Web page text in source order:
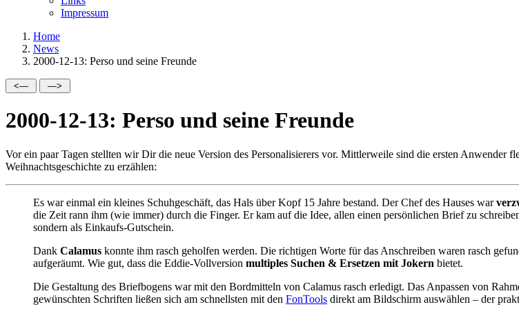
Impressum
Home
News
2000-12-13: Perso und seine Freunde
2000-12-13: Perso und seine Freunde
Vor ein paar Tagen stellten wir Dir die neue Version des Personalisierers vor. Mittlerweile sind die ersten
Weihnachtsgeschichte zu erzählen:
Es war einmal ein kleines Schuhgeschäft, das Hals über Kopf 15 Jahre bestand. Der Chef des Hauses war
die Zeit rann ihm (wie immer) durch die Finger. Er kam auf die Idee, allen einen persönlichen Brief zu
sondern als Einkaufs-Gutschein.
Dank Calamus konnte ihm rasch geholfen werden. Die richtigen Worte für das Anschreiben waren rasch
aufgeräumt. Wie gut, dass die Eddie-Vollversion multiples Suchen & Ersetzen mit Jokern bietet.
Die Gestaltung des Briefbogens war mit den Bordmitteln von Calamus rasch erledigt. Das Anpassen von
gewünschten Schriften ließen sich am schnellsten mit den FonTools direkt am Bildschirm auswählen – der